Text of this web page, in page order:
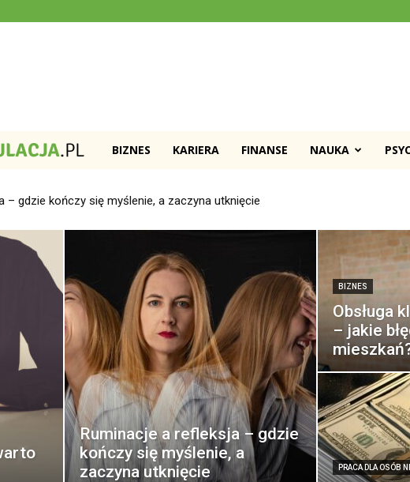
Psychomanipulacja.pl
BIZNES KARIERA FINANSE NAUKA
deweloperskiej – jakie błędy najczęściej psują sprzedaż mieszkań?
Ruminacje a refleksja – gdzie
kończy się myślenie, a
zaczyna utknięcie
BIZNES
Obsługa
– jakie
PRACA DLA OSÓB